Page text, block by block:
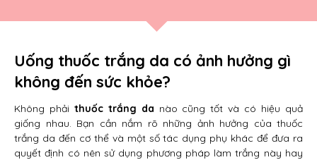
Uống thuốc trắng da có ảnh hưởng gì
không đến sức khỏe?
Không phải thuốc trắng da nào cũng tốt và có hiệu quả
giống nhau. Bạn cần nắm rõ những ảnh hưởng của thuốc
trắng da đến cơ thể và một số tác dụng phụ khác để đưa ra
quyết định có nên sử dụng phương pháp làm trắng này hay